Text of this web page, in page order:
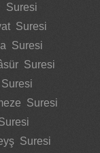
Suresi
Suresi
Suresi
Suresi
Suresi
Suresi